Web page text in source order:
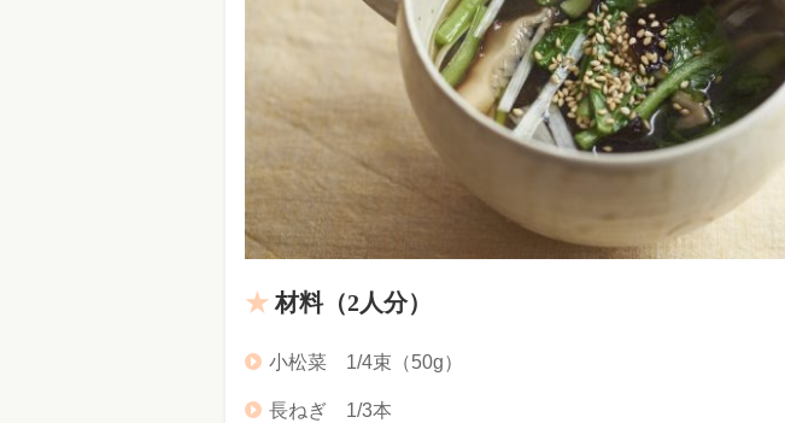
材料（2人分）
小松菜 1/4束（50g）
長ねぎ 1/3本